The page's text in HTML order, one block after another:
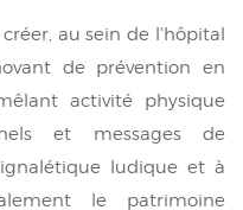
au sein de l'hôpital
de prévention en
activité physique
et messages de
ludique et à
le patrimoine